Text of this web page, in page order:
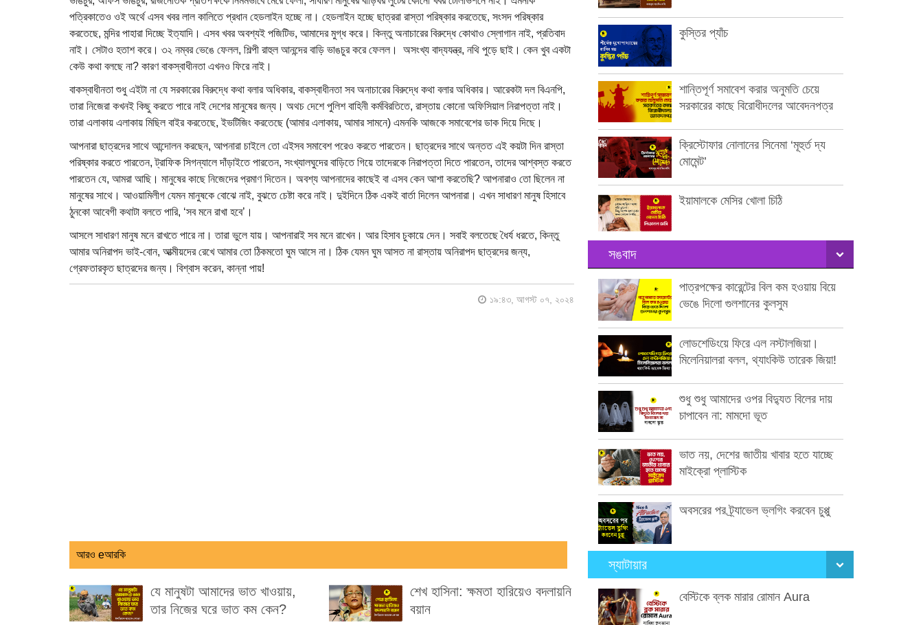
পত্রিকাতেও ওই অর্থে এসব খবর লাল কালিতে প্রধান হেডলাইন হচ্ছে না। হেডলাইন হচ্ছে ছাত্ররা রাস্তা পরিষ্কার করতেছে, সংসদ পরিষ্কার
করতেছে, মন্দির পাহারা দিচ্ছে ইত্যাদি। এসব খবর অবশ্যই পজিটিভ, আমাদের মুগ্ধ করে। কিন্তু অনাচারের বিরুদ্ধে কোথাও স্লোগান নাই, প্রতিবাদ
নাই। সেটাও হতাশ করে। ৩২ নম্বর ভেঙে ফেলল, শিল্পী রাহুল আনন্দের বাড়ি ভাঙচুর করে ফেলল। অসংখ্য বাদ্যযন্ত্র, নথি পুড়ে ছাই। কেন খুব একটা
কেউ কথা বলছে না? কারণ বাকস্বাধীনতা এখনও ফিরে নাই।
বাকস্বাধীনতা শুধু এইটা না যে সরকারের বিরুদ্ধে কথা বলার অধিকার, বাকস্বাধীনতা সব অনাচারের বিরুদ্ধে কথা বলার অধিকার। আরেকটা দল বিএনপি,
তারা নিজেরা কখনই কিছু করতে পারে নাই দেশের মানুষের জন্য। অথচ দেশে পুলিশ বাহিনী কর্মবিরতিতে, রাস্তায় কোনো অফিসিয়াল নিরাপত্তা নাই।
তারা এলাকায় এলাকায় মিছিল বাইর করতেছে, ইভটিজিং করতেছে (আমার এলাকায়, আমার সামনে) এমনকি আজকে সমাবেশের ডাক দিয়ে দিছে।
আপনারা ছাত্রদের সাথে আন্দোলন করছেন, আপনারা চাইলে তো এইসব সমাবেশ পরেও করতে পারতেন। ছাত্রদের সাথে অন্তত এই কয়টা দিন রাস্তা
পরিষ্কার করতে পারতেন, ট্রাফিক সিগন্যালে দাঁড়াইতে পারতেন, সংখ্যালঘুদের বাড়িতে গিয়ে তাদেরকে নিরাপত্তা দিতে পারতেন, তাদের আশ্বস্ত করতে
পারতেন যে, আমরা আছি। মানুষের কাছে নিজেদের প্রমাণ দিতেন। অবশ্য আপনাদের কাছেই বা এসব কেন আশা করতেছি? আপনারাও তো ছিলেন না
মানুষের সাথে। আওয়ামিলীগ যেমন মানুষকে বোঝে নাই, বুঝতে চেষ্টা করে নাই। দুইদিনে ঠিক একই বার্তা দিলেন আপনারা। এখন সাধারণ মানুষ হিসাবে
ঠুনকো আবেগী কথাটা বলতে পারি, ‘সব মনে রাখা হবে’।
আসলে সাধারণ মানুষ মনে রাখতে পারে না। তারা ভুলে যায়। আপনারাই সব মনে রাখেন। আর হিসাব চুকায়ে দেন। সবাই বলতেছে ধৈর্য ধরতে, কিন্তু
আমার অনিরাপদ ভাই-বোন, আত্মীয়দের রেখে আমার তো ঠিকমতো ঘুম আসে না। ঠিক যেমন ঘুম আসত না রাস্তায় অনিরাপদ ছাত্রদের জন্য,
গ্রেফতারকৃত ছাত্রদের জন্য। বিশ্বাস করেন, কান্না পায়!
১৯:৪৩, আগস্ট ০৭, ২০২৪
আরও eআরকি
যে মানুষটা আমাদের ভাত খাওয়ায়,
তার নিজের ঘরে ভাত কম কেন?
শেখ হাসিনা: ক্ষমতা হারিয়েও বদলায়নি
বয়ান
কুস্তির প্যাঁচ
শান্তিপূর্ণ সমাবেশ করার অনুমতি চেয়ে
সরকারের কাছে বিরোধীদলের আবেদনপত্র
ক্রিস্টোফার নোলানের সিনেমা ‘মূহুর্ত দ্য
মোমেন্ট’
ইয়ামালকে মেসির খোলা চিঠি
সঙবাদ
পাত্রপক্ষের কারেন্টের বিল কম হওয়ায় বিয়ে
ভেঙে দিলো গুলশানের কুলসুম
লোডশেডিংয়ে ফিরে এল নস্টালজিয়া।
মিলেনিয়ালরা বলল, থ্যাংকিউ তারেক জিয়া!
শুধু শুধু আমাদের ওপর বিদ্যুত বিলের দায়
চাপাবেন না: মামদো ভূত
ভাত নয়, দেশের জাতীয় খাবার হতে যাচ্ছে
মাইক্রো প্লাস্টিক
অবসরের পর ট্র্যাভেল ভ্লগিং করবেন চুপ্পু
স্যাটায়ার
বেস্টিকে ব্লক মারার রোমান Aura